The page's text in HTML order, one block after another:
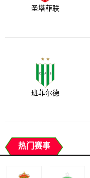
圣塔菲联
班菲尔德
热门赛事